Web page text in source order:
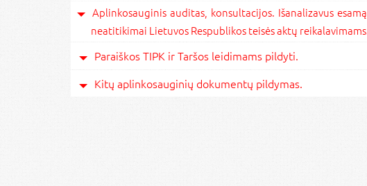
Aplinkosauginis auditas, konsultacijos. Išanalizavus
neatitikimai Lietuvos Respublikos teisės aktų
Paraiškos TIPK ir Taršos leidimams pildyti.
Kitų aplinkosauginių dokumentų pildymas.